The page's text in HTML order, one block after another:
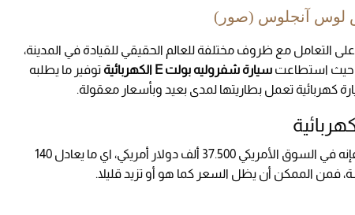
لوس آنجلوس (صور)
على التعامل مع ظروف مختلفة للعالم الحقيقي للقيادة في المدينة،
حيث استطاعت سيارة شفروليه بولت E الكهربائية
توفير ما يطلبه
كهربائية تعمل بطاريتها لمدى بعيد وبأسعار معقولة.
فإنه في السوق الأمريكي 37.500 ألف دولار أمريكي، اي ما يعادل 140
فمن الممكن أن يظل السعر كما هو أو تزيد قليلا.